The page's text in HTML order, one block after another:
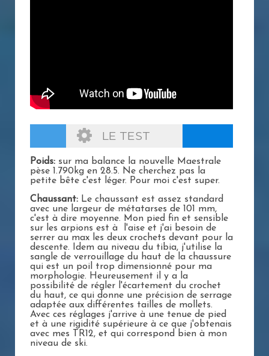
LE TEST
Poids: sur ma balance la nouvelle Maestrale
pèse 1.790kg en 28.5. Ne cherchez pas la
petite bête c'est léger. Pour moi c'est super.
Chaussant: Le chaussant est assez standard
avec une largeur de métatarses de 101 mm,
c'est à dire moyenne. Mon pied fin et sensible
sur les arpions est à l'aise et j'ai besoin de
serrer au max les deux crochets devant pour la
descente. Idem au niveau du tibia, j'utilise la
sangle de verrouillage du haut de la chaussure
qui est un poil trop dimensionné pour ma
morphologie. Heureusement il y a la
possibilité de régler l'écartement du crochet
du haut, ce qui donne une précision de serrage
adaptée aux différentes tailles de mollets.
Avec ces réglages j'arrive à une tenue de pied
et à une rigidité supérieure à ce que j'obtenais
avec mes TR12, et qui correspond bien à mon
niveau de ski.